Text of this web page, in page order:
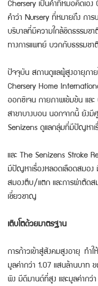
Chersery เป็นคำที่หมอคิดเอ
คำว่า Nursery ที่หมายถึง การ
บริบาลที่มีความใกล้ชิดธรรมชา
ทางการแพทย์ บวกกับธรรมชา
ปัจจุบัน สถานดูแลผู้สูงอายุภา
Chersery Home
ออกซิเจน กายภาพเข้มข้น แล
สาขาบางบอน นอกจากนี้ ยัง
Senizens ดูแลกลุ่มที่มีปัญหาเ
และ The Senizens Stroke
มีปัญหาเรื่องหลอดเลือดสมอง
สมองตีบ/แตก และการผ่าตัด
เชี่ยวชาญ
เติบโตด้วยมาตรฐาน
การก้าวเข้าสู่สังคมสูงอายุ ทำ
มูลค่ากว่า 1.07 แสนล้านบาท
พิง มีดีมานด์ที่สูง และมูลค่ากว่